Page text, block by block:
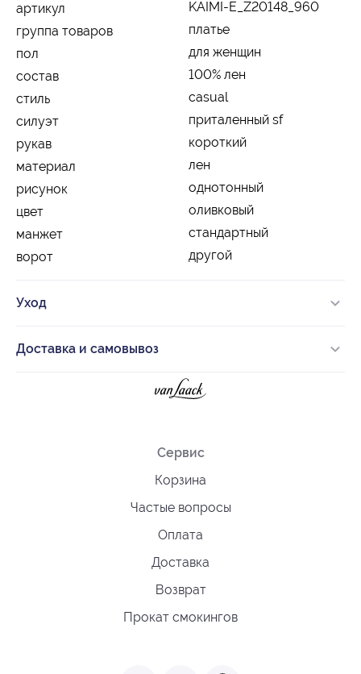
артикул
KAIMI-E_Z20148_960
группа товаров
платье
пол
для женщин
состав
100% лен
стиль
casual
силуэт
приталенный sf
рукав
короткий
материал
лен
рисунок
однотонный
цвет
оливковый
манжет
стандартный
ворот
другой
Уход
Доставка и самовывоз
Сервис
Корзина
Частые вопросы
Оплата
Доставка
Возврат
Прокат смокингов